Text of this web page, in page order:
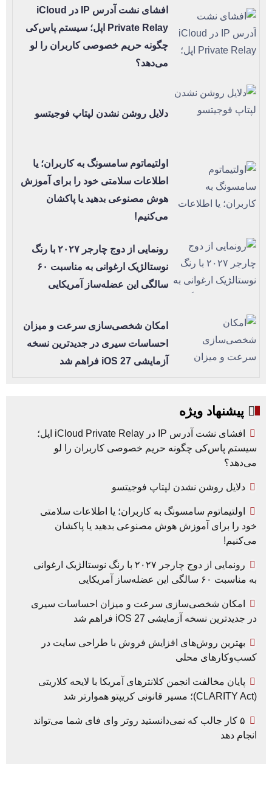
افشای نشت آدرس IP در iCloud
Private Relay اپل؛ سیستم پاس‌کی
چگونه حریم خصوصی کاربران را لو
می‌دهد؟
دلایل روشن نشدن لپتاپ فوجیتسو
اولتیماتوم سامسونگ به کاربران؛ یا
اطلاعات سلامتی خود را برای آموزش
هوش مصنوعی بدهید یا پاکشان
می‌کنیم!
رونمایی از دوج چارجر ۲۰۲۷ با رنگ
نوستالژیک ارغوانی به مناسبت ۶۰
سالگی این عضله‌ساز آمریکایی
امکان شخصی‌سازی سرعت و میزان
احساسات سیری در جدیدترین نسخه
آزمایشی iOS 27 فراهم شد
پیشنهاد ویژه
افشای نشت آدرس IP در iCloud Private Relay اپل؛
سیستم پاس‌کی چگونه حریم خصوصی کاربران را لو
می‌دهد؟
دلایل روشن نشدن لپتاپ فوجیتسو
اولتیماتوم سامسونگ به کاربران؛ یا اطلاعات سلامتی
خود را برای آموزش هوش مصنوعی بدهید یا پاکشان
می‌کنیم!
رونمایی از دوج چارجر ۲۰۲۷ با رنگ نوستالژیک ارغوانی
به مناسبت ۶۰ سالگی این عضله‌ساز آمریکایی
امکان شخصی‌سازی سرعت و میزان احساسات سیری
در جدیدترین نسخه آزمایشی iOS 27 فراهم شد
بهترین روش‌های افزایش فروش با طراحی سایت در
کسب‌وکارهای محلی
پایان مخالفت انجمن کلانترهای آمریکا با لایحه کلاریتی
(CLARITY Act)؛ مسیر قانونی کریپتو هموارتر شد
۵ کار جالب که نمی‌دانستید روتر وای فای شما می‌تواند
انجام دهد